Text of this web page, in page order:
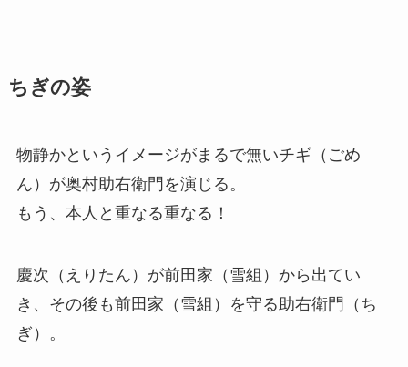
ちぎの姿
物静かというイメージがまるで無いチギ（ごめ
ん）が奥村助右衛門を演じる。
もう、本人と重なる重なる！
慶次（えりたん）が前田家（雪組）から出てい
き、その後も前田家（雪組）を守る助右衛門（ち
ぎ）。